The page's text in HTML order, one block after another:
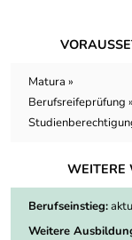
Matura »
Berufsreifeprüfung »
WEITERE
Berufseinstieg:
Weitere